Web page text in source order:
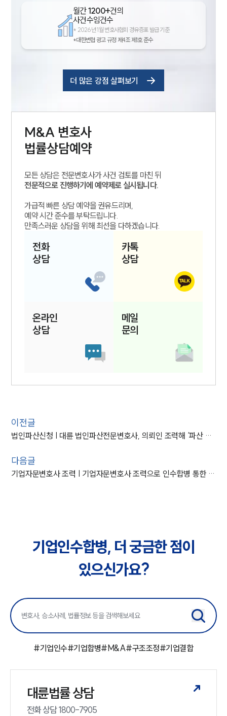
월간1200+건의
사건수임건수
* 2026년 1월 변호사협회 경유증표 발급 기준
*대한변협 광고 규정 제4조 제1호 준수
더 많은 강점 살펴보기
M&A 변호사
법률상담예약
모든 상담은 전문변호사가 사건 검토를 마친 뒤
전문적으로 진행하기에 예약제로 실시됩니다.
가급적 빠른 상담 예약을 권유드리며,
예약 시간 준수를 부탁드립니다.
만족스러운 상담을 위해 최선을 다하겠습니다.
전화
상담
카톡
상담
온라인
상담
메일
문의
이전글
법인파산신청 | 대륜 법인파산전문변호사, 의뢰인 조력해 ‘파산 선고’ 이끌어
다음글
기업자문변호사 조력 | 기업자문변호사 조력으로 인수합병 통한 자금 확보 성공
기업인수합병, 더 궁금한 점이
있으신가요?
#기업인수#기업합병# M&A#구조조정#기업결합
대륜법률 상담
전화 상담 1800-7905